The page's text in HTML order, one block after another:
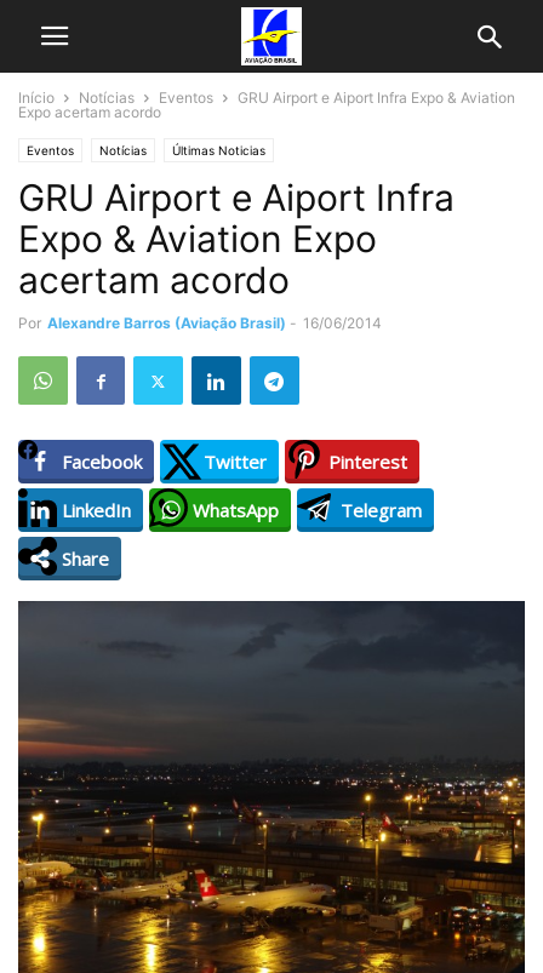
Início Notícias Eventos
GRU Airport e Aiport Infra Expo & Aviation
Expo acertam acordo
Eventos Notícias Últimas Noticias
GRU Airport e Aiport Infra
Expo & Aviation Expo
acertam acordo
Por Alexandre Barros (Aviação Brasil) - 16/06/2014
Facebook Twitter
Pinterest
LinkedIn
WhatsApp
Telegram
Share